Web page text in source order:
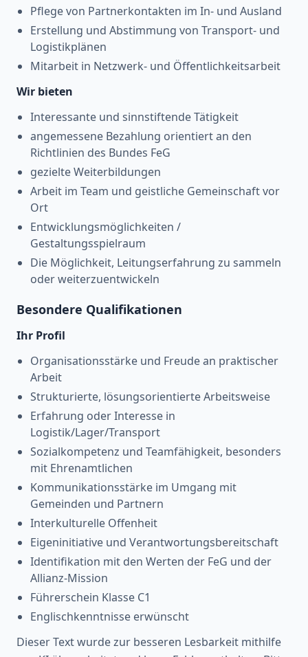
Pflege von Partnerkontakten im In- und Ausland
Erstellung und Abstimmung von Transport- und
Logistikplänen
Mitarbeit in Netzwerk- und Öffentlichkeitsarbeit
Wir bieten
Interessante und sinnstiftende Tätigkeit
angemessene Bezahlung orientiert an den
Richtlinien des Bundes FeG
gezielte Weiterbildungen
Arbeit im Team und geistliche Gemeinschaft vor
Ort
Entwicklungsmöglichkeiten /
Gestaltungsspielraum
Die Möglichkeit, Leitungserfahrung zu sammeln
oder weiterzuentwickeln
Besondere Qualifikationen
Ihr Profil
Organisationsstärke und Freude an praktischer
Arbeit
Strukturierte, lösungsorientierte Arbeitsweise
Erfahrung oder Interesse in
Logistik/Lager/Transport
Sozialkompetenz und Teamfähigkeit, besonders
mit Ehrenamtlichen
Kommunikationsstärke im Umgang mit
Gemeinden und Partnern
Interkulturelle Offenheit
Eigeninitiative und Verantwortungsbereitschaft
Identifikation mit den Werten der FeG und der
Allianz-Mission
Führerschein Klasse C1
Englischkenntnisse erwünscht
Dieser Text wurde zur besseren Lesbarkeit mithilfe